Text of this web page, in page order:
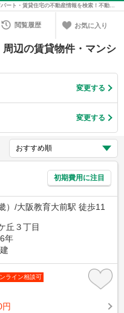
近鉄大阪線（近畿）（大阪府）の賃貸マンション・賃貸アパート・賃貸住宅の不動産情報を検索！不動産賃貸の物件探しは、お部屋探しのエイブル
閲覧履歴 お気に入り
辺の賃貸物件・マンシ
変更する
変更する
初期費用に注目
）/大阪教育大前駅 徒歩11
丘３丁目
年
ライン相談可